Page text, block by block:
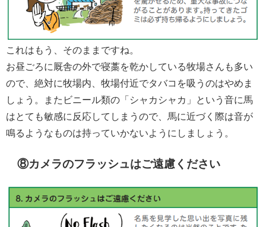
これはもう、そのままですね。
お昼ごろに厩舎の外で寝藁を乾かしている牧場さんも多い
ので、絶対に牧場内、牧場付近でタバコを吸うのはやめま
しょう。またビニール類の「シャカシャカ」という音に馬
はとても敏感に反応してしまうので、馬に近づく際は音が
鳴るようなものは持っていかないようにしましょう。
⑧カメラのフラッシュはご遠慮ください